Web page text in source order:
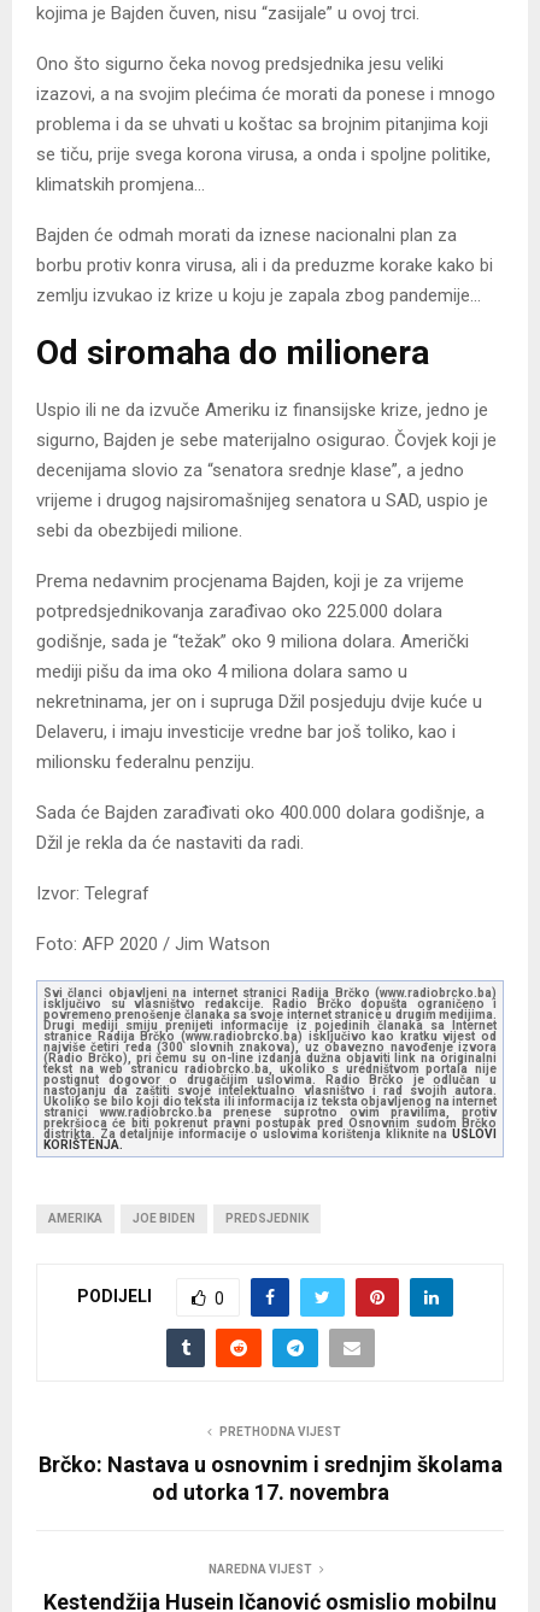
kojima je Bajden čuven, nisu “zasijale” u ovoj trci.
Ono što sigurno čeka novog predsjednika jesu veliki
izazovi, a na svojim plećima će morati da ponese i mnogo
problema i da se uhvati u koštac sa brojnim pitanjima koji
se tiču, prije svega korona virusa, a onda i spoljne politike,
klimatskih promjena…
Bajden će odmah morati da iznese nacionalni plan za
borbu protiv konra virusa, ali i da preduzme korake kako bi
zemlju izvukao iz krize u koju je zapala zbog pandemije…
Od siromaha do milionera
Uspio ili ne da izvuče Ameriku iz finansijske krize, jedno je
sigurno, Bajden je sebe materijalno osigurao. Čovjek koji je
decenijama slovio za “senatora srednje klase”, a jedno
vrijeme i drugog najsiromašnijeg senatora u SAD, uspio je
sebi da obezbijedi milione.
Prema nedavnim procjenama Bajden, koji je za vrijeme
potpredsjednikovanja zarađivao oko 225.000 dolara
godišnje, sada je “težak” oko 9 miliona dolara. Američki
mediji pišu da ima oko 4 miliona dolara samo u
nekretninama, jer on i supruga Džil posjeduju dvije kuće u
Delaveru, i imaju investicije vredne bar još toliko, kao i
milionsku federalnu penziju.
Sada će Bajden zarađivati oko 400.000 dolara godišnje, a
Džil je rekla da će nastaviti da radi.
Izvor: Telegraf
Foto: AFP 2020 / Jim Watson
Svi članci objavljeni na internet stranici Radija Brčko (www.radiobrcko.ba)
isključivo su vlasništvo redakcije. Radio Brčko dopušta ograničeno i
povremeno prenošenje članaka sa svoje internet stranice u drugim medijima.
Drugi mediji smiju prenijeti informacije iz pojedinih članaka sa Internet
stranice Radija Brčko (www.radiobrcko.ba) isključivo kao kratku vijest od
najviše četiri reda (300 slovnih znakova), uz obavezno navođenje izvora
(Radio Brčko), pri čemu su on-line izdanja dužna objaviti link na originalni
tekst na web stranicu radiobrcko.ba, ukoliko s uredništvom portala nije
postignut dogovor o drugačijim uslovima. Radio Brčko je odlučan u
nastojanju da zaštiti svoje intelektualno vlasništvo i rad svojih autora.
Ukoliko se bilo koji dio teksta ili informacija iz teksta objavljenog na internet
stranici www.radiobrcko.ba prenese suprotno ovim pravilima, protiv
prekršioca će biti pokrenut pravni postupak pred Osnovnim sudom Brčko
distrikta. Za detaljnije informacije o uslovima korištenja kliknite na USLOVI
KORIŠTENJA.
AMERIKA JOE BIDEN PREDSJEDNIK
PODIJELI 0
PRETHODNA VIJEST
Brčko: Nastava u osnovnim i srednjim školama
od utorka 17. novembra
NAREDNA VIJEST
Kestendžija Husein Ičanović osmislio mobilnu